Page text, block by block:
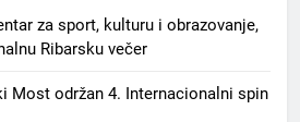
za sport, kulturu i obrazovanje,
Ribarsku večer
Most održan 4. Internacionalni spin